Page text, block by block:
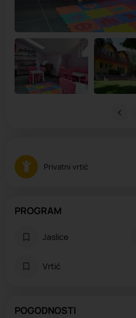
Privatni vrtić
PROGRAM
Jaslice
Vrtić
POGODNOSTI